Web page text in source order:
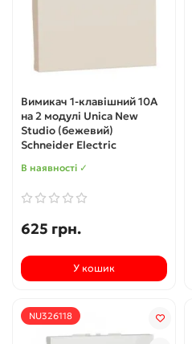
Вимикач 1-клавішний 10А
на 2 модулі Unica New
Studio (бежевий)
Schneider Electric
В наявності ✓
625 грн.
У кошик
NU326118